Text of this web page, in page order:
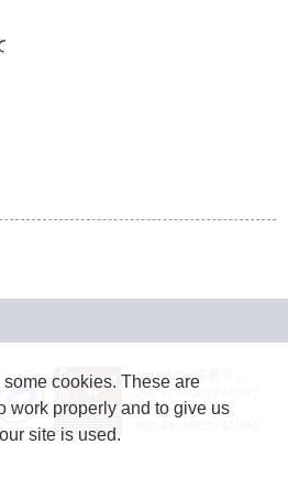
JASRAC許諾番号：
9024936001Y45037
JASRAC許諾番号：
cookies. These are
work properly and to give us
site is used.